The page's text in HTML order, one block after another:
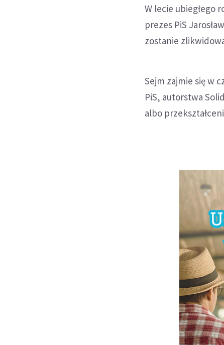
W lecie ubiegłego
prezes PiS
zostanie
Sejm zajmie się w
PiS, autorstwa
albo